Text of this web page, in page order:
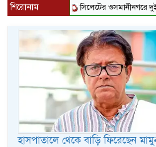
শিরোনাম সিলেটের ওসমানীনগরে দুই
হাসপাতালে থেকে বাড়ি ফিরেছেন